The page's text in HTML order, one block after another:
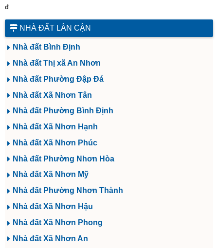
đ
NHÀ ĐẤT LÂN CẬN
Nhà đất Bình Định
Nhà đất Thị xã An Nhơn
Nhà đất Phường Đập Đá
Nhà đất Xã Nhơn Tân
Nhà đất Phường Bình Định
Nhà đất Xã Nhơn Hạnh
Nhà đất Xã Nhơn Phúc
Nhà đất Phường Nhơn Hòa
Nhà đất Xã Nhơn Mỹ
Nhà đất Phường Nhơn Thành
Nhà đất Xã Nhơn Hậu
Nhà đất Xã Nhơn Phong
Nhà đất Xã Nhơn An